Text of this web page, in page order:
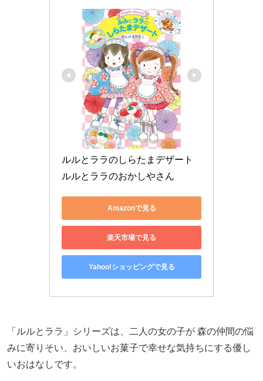
ルルとララのしらたまデザート
ルルとララのおかしやさん
Amazonで見る
楽天市場で見る
Yahoo!ショッピングで見る
「ルルとララ」シリーズは、二人の女の子が 森の仲間の悩
みに寄りそい、おいしいお菓子で幸せな気持ちにする優し
いおはなしです。